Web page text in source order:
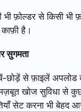
भी फ़ोल्डर से किसी भी
है।
सुगमता
छोड़ें से फ़ाइलें अपलोड
खोज सुविधा से
सेट करना भी बेहद